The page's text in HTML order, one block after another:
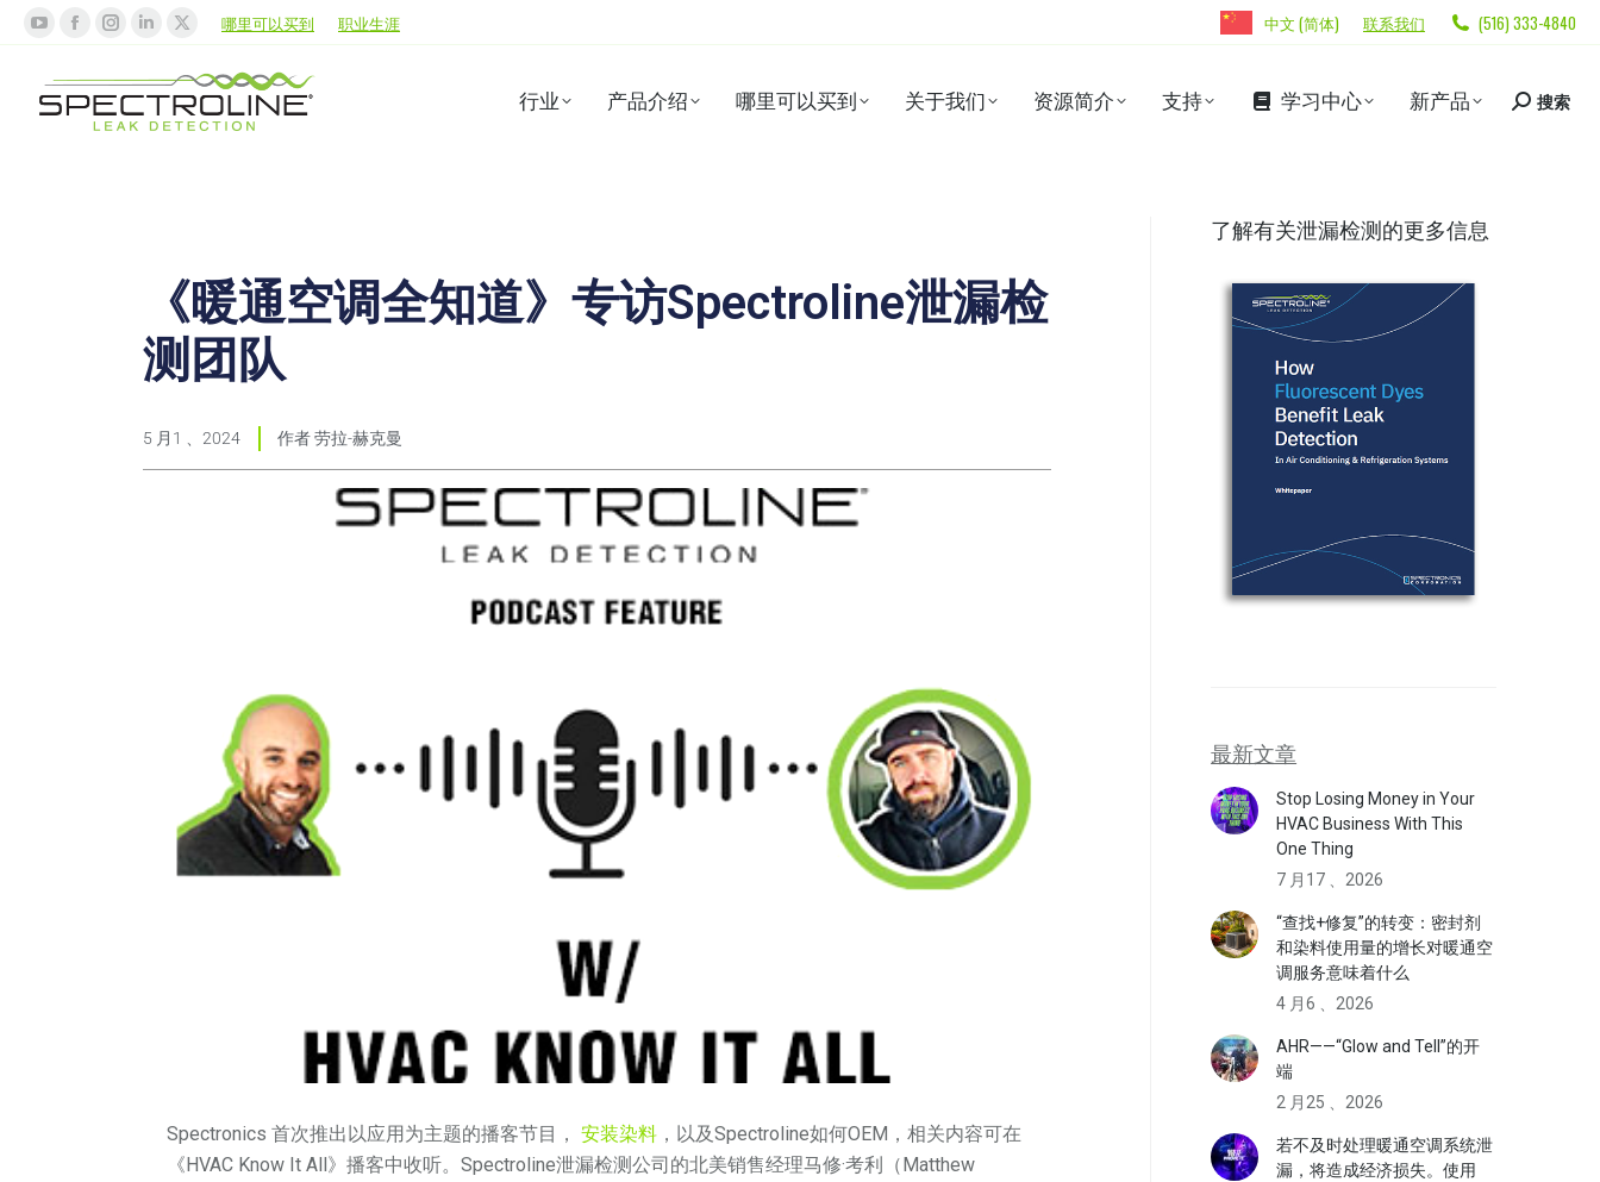
哪里可以买到 职业生涯 中文 (简体) 联系我们 (516) 333-4840
行业 产品介绍 哪里可以买到 关于我们 资源简介 支持 学习中心 新产品 搜索
《暖通空调全知道》专访Spectroline泄漏检
测团队
5 月1 、2024 作者劳拉-赫克曼
Spectronics 首次推出以应用为主题的播客节目，安装染料 ，以及Spectroline如何OEM，相关内容可在
《HVAC Know It All》播客中收听。Spectroline泄漏检测公司的北美销售经理马修·考利（Matthew
了解有关泄漏检测的更多信息
最新文章
Stop Losing Money in Your
HVAC Business With This
One Thing
7 月17 、2026
“查找+修复”的转变：密封剂
和染料使用量的增长对暖通空
调服务意味着什么
4 月6 、2026
AHR——“Glow and Tell”的开
端
2 月25 、2026
若不及时处理暖通空调系统泄
漏，将造成经济损失。使用